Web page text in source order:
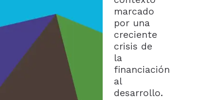
marcado
por una
creciente
crisis de
la
financiación
al
desarrollo.